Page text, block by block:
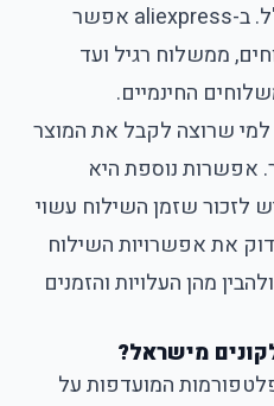
ובמיוחד כאשר מזמינים מחו"ל. ב-aliexpress אפשר
ממשלוח רגיל ועד
החינמיים.
שרוצה לקבל את המוצר
אפשרות נוספת היא
לזכור שזמן השילוח עשוי
את אפשרויות השילוח
מהן העלויות והזמנים
המועדפות על